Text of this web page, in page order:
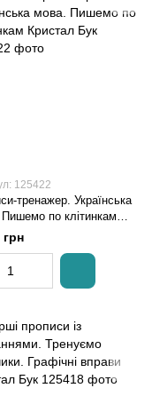
125422
тренажер. Українська
по клітинкам
Бук
грн